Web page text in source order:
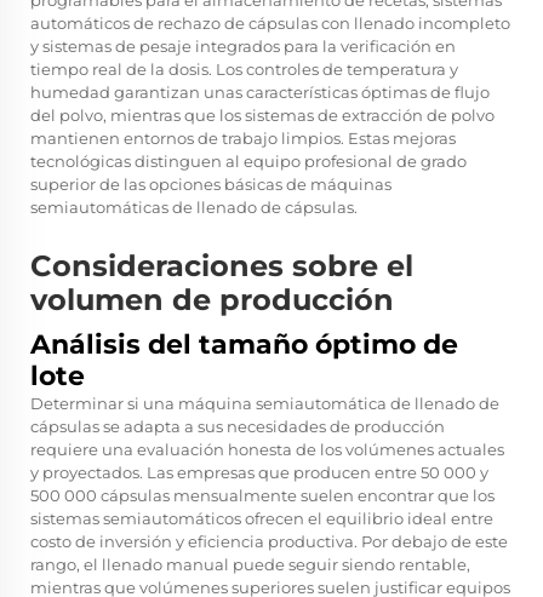
automáticos de rechazo de cápsulas con llenado incompleto
y sistemas de pesaje integrados para la verificación en
tiempo real de la dosis. Los controles de temperatura y
humedad garantizan unas características óptimas de flujo
del polvo, mientras que los sistemas de extracción de polvo
mantienen entornos de trabajo limpios. Estas mejoras
tecnológicas distinguen al equipo profesional de grado
superior de las opciones básicas de máquinas
semiautomáticas de llenado de cápsulas.
Consideraciones sobre el
volumen de producción
Análisis del tamaño óptimo de
lote
Determinar si una máquina semiautomática de llenado de
cápsulas se adapta a sus necesidades de producción
requiere una evaluación honesta de los volúmenes actuales
y proyectados. Las empresas que producen entre 50 000 y
500 000 cápsulas mensualmente suelen encontrar que los
sistemas semiautomáticos ofrecen el equilibrio ideal entre
costo de inversión y eficiencia productiva. Por debajo de este
rango, el llenado manual puede seguir siendo rentable,
mientras que volúmenes superiores suelen justificar equipos